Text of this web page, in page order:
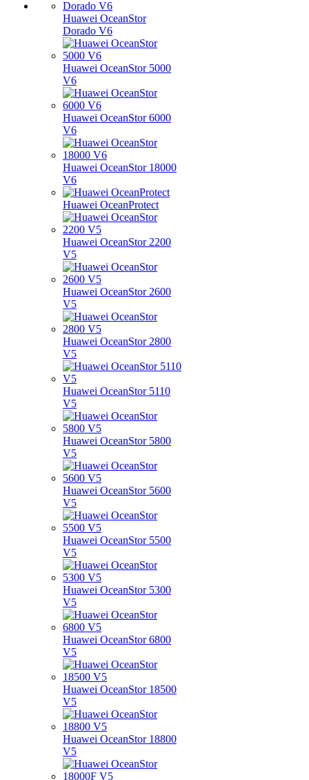
Huawei OceanStor
Dorado V6
Huawei OceanStor 5000
V6
Huawei OceanStor 6000
V6
Huawei OceanStor 18000
V6
Huawei OceanProtect
Huawei OceanStor 2200
V5
Huawei OceanStor 2600
V5
Huawei OceanStor 2800
V5
Huawei OceanStor 5110
V5
Huawei OceanStor 5800
V5
Huawei OceanStor 5600
V5
Huawei OceanStor 5500
V5
Huawei OceanStor 5300
V5
Huawei OceanStor 6800
V5
Huawei OceanStor 18500
V5
Huawei OceanStor 18800
V5